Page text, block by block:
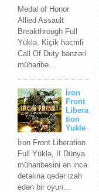
Medal of Honor
Allied Assault
Breakthrough Full
Yüklə, Kiçik həcmli
Call Of Duty bənzəri
müharibə...
İron
Front
Libera
tion
Yukle
İron Front Liberation
Full Yüklə, II Dünya
müharibəsini ən incə
detalına qədər izah
edən bir oyun...